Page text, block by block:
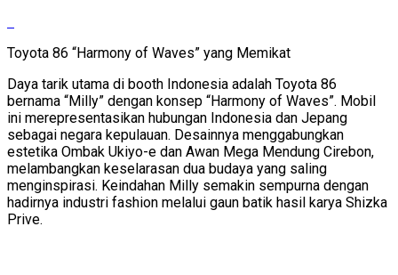
Toyota 86 “Harmony of Waves” yang Memikat
Daya tarik utama di booth Indonesia adalah Toyota 86
bernama “Milly” dengan konsep “Harmony of Waves”. Mobil
ini merepresentasikan hubungan Indonesia dan Jepang
sebagai negara kepulauan. Desainnya menggabungkan
estetika Ombak Ukiyo-e dan Awan Mega Mendung Cirebon,
melambangkan keselarasan dua budaya yang saling
menginspirasi. Keindahan Milly semakin sempurna dengan
hadirnya industri fashion melalui gaun batik hasil karya Shizka
Prive.